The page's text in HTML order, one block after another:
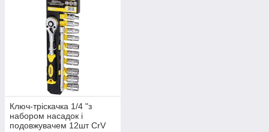
Ключ-тріскачка 1/4 "з
набором насадок і
подовжувачем 12шт CrV